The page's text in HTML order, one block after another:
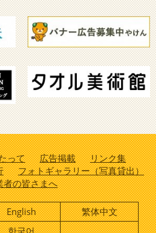
って 広告掲載
リンク集
フォトギャラリー（写真貸出）
者の皆さまへ
English
繁体中文
한국어